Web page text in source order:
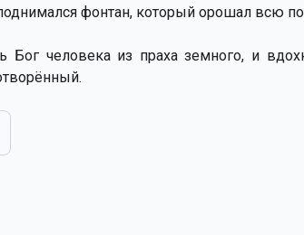
фонтан, который орошал всю
Бог человека из праха земного, и